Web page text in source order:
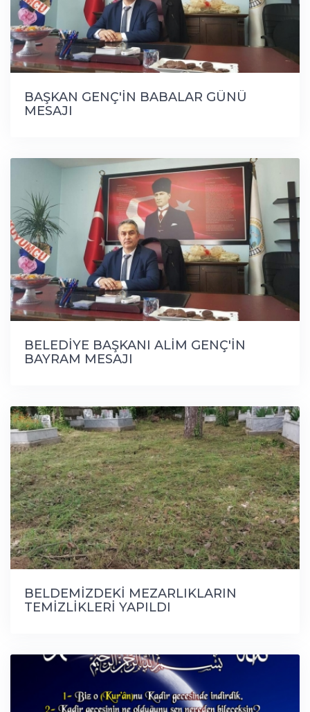
BAŞKAN GENÇ'İN BABALAR GÜNÜ
MESAJI
BELEDİYE BAŞKANI ALİM GENÇ'İN
BAYRAM MESAJI
BELDEMİZDEKİ MEZARLIKLARIN
TEMİZLİKLERİ YAPILDI